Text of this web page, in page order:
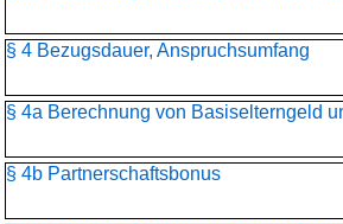
§ 4 Bezugsdauer, Anspruchsumfang
§ 4a Berechnung von Basiselterngeld
§ 4b Partnerschaftsbonus